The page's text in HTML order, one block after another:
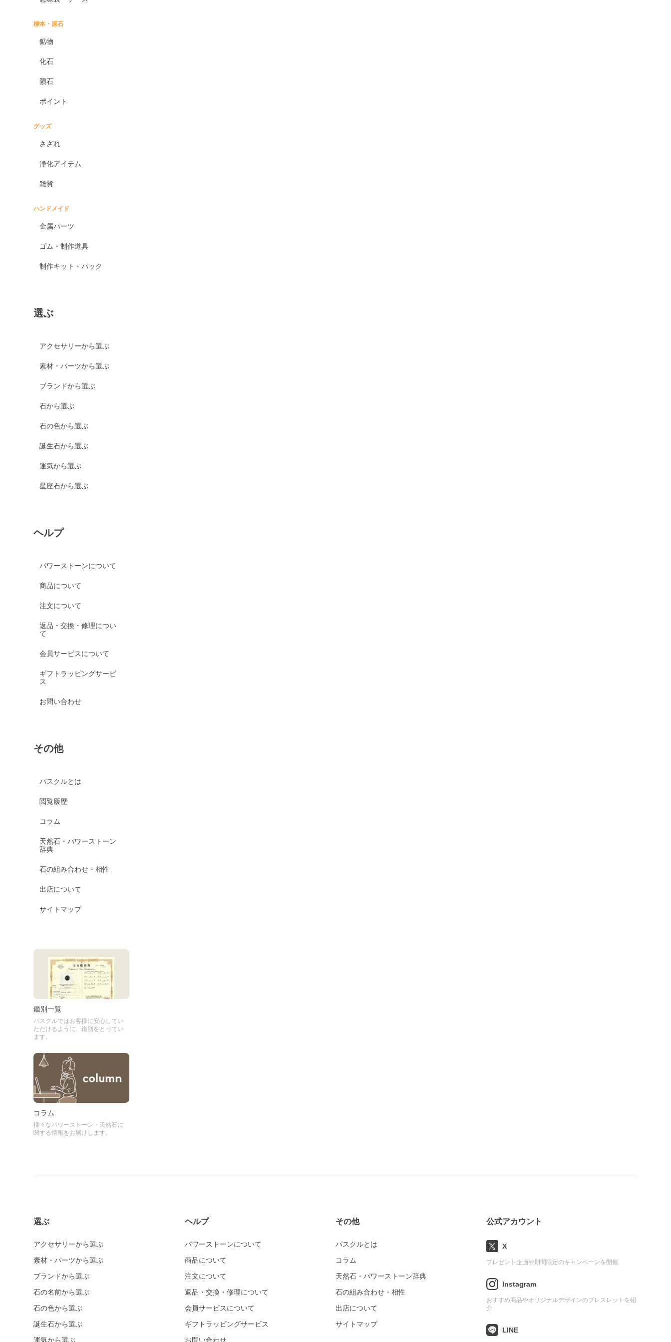
標本・原石
鉱物
化石
隕石
ポイント
グッズ
さざれ
浄化アイテム
雑貨
ハンドメイド
金属パーツ
ゴム・制作道具
制作キット・パック
選ぶ
アクセサリーから選ぶ
素材・パーツから選ぶ
ブランドから選ぶ
石から選ぶ
石の色から選ぶ
誕生石から選ぶ
運気から選ぶ
星座石から選ぶ
ヘルプ
パワーストーンについて
商品について
注文について
返品・交換・修理につい
て
会員サービスについて
ギフトラッピングサービ
ス
お問い合わせ
その他
パスクルとは
閲覧履歴
コラム
天然石・パワーストーン
辞典
石の組み合わせ・相性
出店について
サイトマップ
鑑別一覧
パスクルではお客様に安心してい
ただけるように、鑑別をとってい
ます。
コラム
様々なパワーストーン・天然石に
関する情報をお届けします。
選ぶ
アクセサリーから選ぶ
素材・パーツから選ぶ
ブランドから選ぶ
石の名前から選ぶ
石の色から選ぶ
誕生石から選ぶ
運気から選ぶ
ヘルプ
パワーストーンについて
商品について
注文について
返品・交換・修理について
会員サービスについて
ギフトラッピングサービス
お問い合わせ
その他
パスクルとは
コラム
天然石・パワーストーン辞典
石の組み合わせ・相性
出店について
サイトマップ
公式アカウント
X
プレゼント企画や期間限定のキャンペーンを開催
Instagram
おすすめ商品やオリジナルデザインのブレスレットを紹
介
LINE